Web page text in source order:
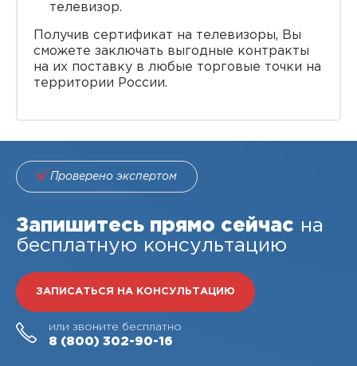
телевизор.
Получив сертификат на телевизоры, Вы
сможете заключать выгодные контракты
на их поставку в любые торговые точки на
территории России.
Проверено экспертом
Запишитесь прямо сейчас на
бесплатную консультацию
ЗАПИСАТЬСЯ НА КОНСУЛЬТАЦИЮ
или звоните бесплатно
8 (800) 302-90-16